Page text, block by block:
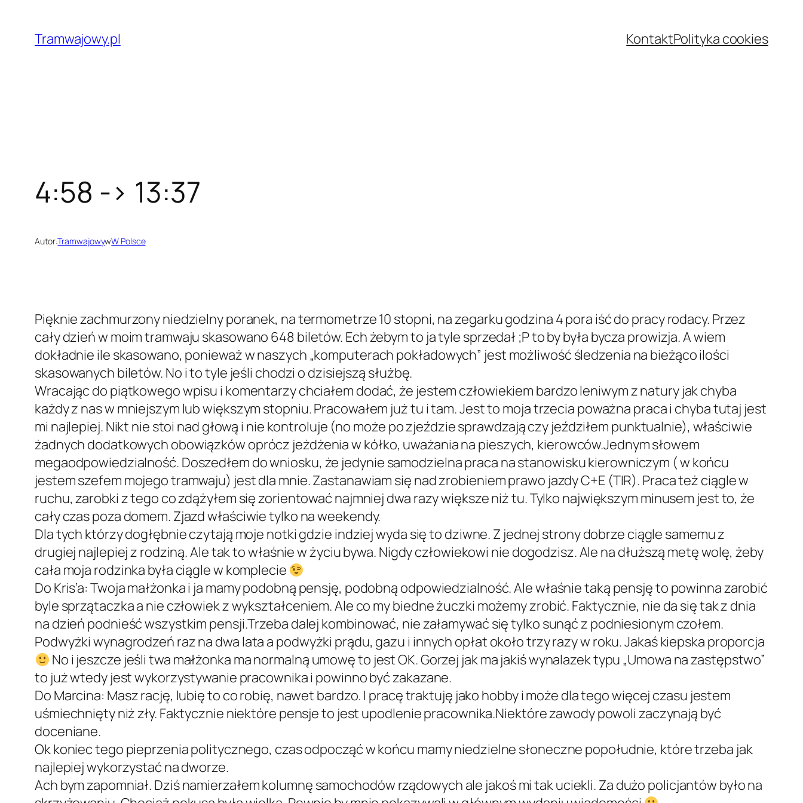
treści
Tramwajowy.pl KontaktPolityka cookies
4:58 -> 13:37
Autor:TramwajowywW Polsce
Pięknie zachmurzony niedzielny poranek, na termometrze 10 stopni, na zegarku godzina 4 pora iść do pracy rodacy. Przez
cały dzień w moim tramwaju skasowano 648 biletów. Ech żebym to ja tyle sprzedał ;P to by była bycza prowizja. A wiem
dokładnie ile skasowano, ponieważ w naszych „komputerach pokładowych” jest możliwość śledzenia na bieżąco ilości
skasowanych biletów. No i to tyle jeśli chodzi o dzisiejszą służbę.
Wracając do piątkowego wpisu i komentarzy chciałem dodać, że jestem człowiekiem bardzo leniwym z natury jak chyba
każdy z nas w mniejszym lub większym stopniu. Pracowałem już tu i tam. Jest to moja trzecia poważna praca i chyba tutaj jest
mi najlepiej. Nikt nie stoi nad głową i nie kontroluje (no może po zjeździe sprawdzają czy jeździłem punktualnie), właściwie
żadnych dodatkowych obowiązków oprócz jeżdżenia w kółko, uważania na pieszych, kierowców.Jednym słowem
megaodpowiedzialność. Doszedłem do wniosku, że jedynie samodzielna praca na stanowisku kierowniczym ( w końcu
jestem szefem mojego tramwaju) jest dla mnie. Zastanawiam się nad zrobieniem prawo jazdy C+E (TIR). Praca też ciągle w
ruchu, zarobki z tego co zdążyłem się zorientować najmniej dwa razy większe niż tu. Tylko największym minusem jest to, że
cały czas poza domem. Zjazd właściwie tylko na weekendy.
Dla tych którzy dogłębnie czytają moje notki gdzie indziej wyda się to dziwne. Z jednej strony dobrze ciągle samemu z
drugiej najlepiej z rodziną. Ale tak to właśnie w życiu bywa. Nigdy człowiekowi nie dogodzisz. Ale na dłuższą metę wolę, żeby
cała moja rodzinka była ciągle w komplecie
Do Kris’a: Twoja małżonka i ja mamy podobną pensję, podobną odpowiedzialność. Ale właśnie taką pensję to powinna zarobić
byle sprzątaczka a nie człowiek z wykształceniem. Ale co my biedne żuczki możemy zrobić. Faktycznie, nie da się tak z dnia
na dzień podnieść wszystkim pensji.Trzeba dalej kombinować, nie załamywać się tylko sunąć z podniesionym czołem.
Podwyżki wynagrodzeń raz na dwa lata a podwyżki prądu, gazu i innych opłat około trzy razy w roku. Jakaś kiepska proporcja
No i jeszcze jeśli twa małżonka ma normalną umowę to jest OK. Gorzej jak ma jakiś wynalazek typu „Umowa na zastępstwo”
to już wtedy jest wykorzystywanie pracownika i powinno być zakazane.
Do Marcina: Masz rację, lubię to co robię, nawet bardzo. I pracę traktuję jako hobby i może dla tego więcej czasu jestem
uśmiechnięty niż zły. Faktycznie niektóre pensje to jest upodlenie pracownika.Niektóre zawody powoli zaczynają być
doceniane.
Ok koniec tego pieprzenia politycznego, czas odpocząć w końcu mamy niedzielne słoneczne popołudnie, które trzeba jak
najlepiej wykorzystać na dworze.
Ach bym zapomniał. Dziś namierzałem kolumnę samochodów rządowych ale jakoś mi tak uciekli. Za dużo policjantów było na